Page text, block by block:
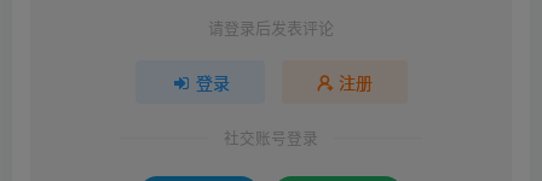
请登录后发表评论
登录 注册
社交账号登录